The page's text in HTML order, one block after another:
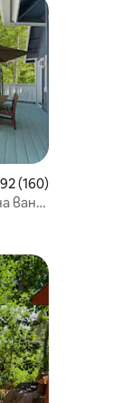
оценка: 4,92
(160)
вана,